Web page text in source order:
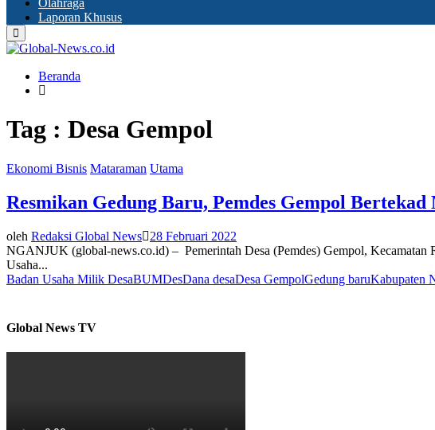
Olahraga
Laporan Khusus
Primary
Menu
Beranda
Tag : Desa Gempol
Ekonomi Bisnis Mataraman Utama
Resmikan Gedung Baru, Pemdes Gempol
oleh Redaksi Global News
28 Februari 2022
NGANJUK (global-news.co.id) – Pemerintah Desa (Pemdes) Gempol, Kecamatan
Usaha...
Badan Usaha Milik DesaBUMDesDana desaDesa GempolGedung baruKabupaten
Global News TV